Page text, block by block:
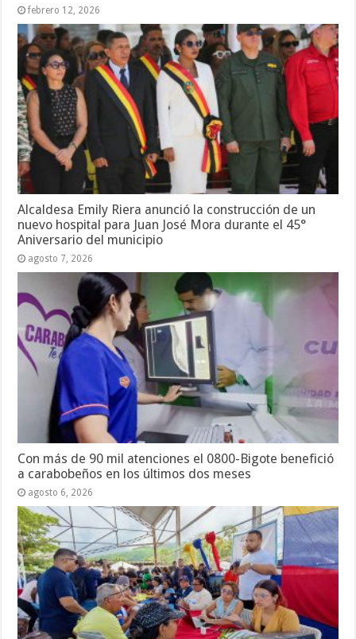
febrero 12, 2026
Alcaldesa Emily Riera anunció la construcción de un
nuevo hospital para Juan José Mora durante el 45°
Aniversario del municipio
agosto 7, 2026
Con más de 90 mil atenciones el 0800-Bigote benefició
a carabobeños en los últimos dos meses
agosto 6, 2026